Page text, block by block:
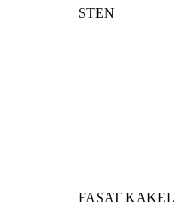
STEN
FASAT KAKEL